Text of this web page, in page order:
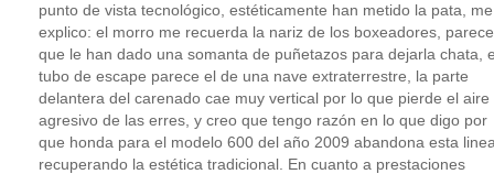
punto de vista tecnológico, estéticamente han metido la pata, me
explico: el morro me recuerda la nariz de los boxeadores, parece
que le han dado una somanta de puñetazos para dejarla chata,
tubo de escape parece el de una nave extraterrestre, la parte
delantera del carenado cae muy vertical por lo que pierde el aire
agresivo de las erres, y creo que tengo razón en lo que digo por
que honda para el modelo 600 del año 2009 abandona esta
recuperando la estética tradicional. En cuanto a prestaciones